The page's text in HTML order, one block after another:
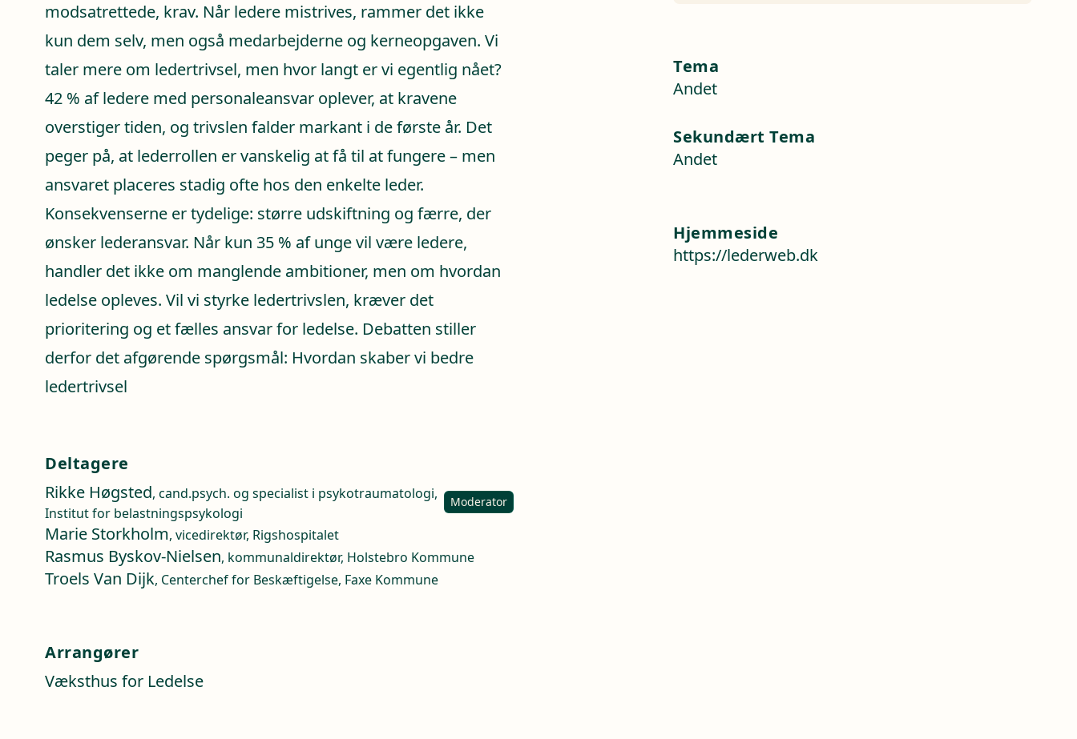
modsatrettede, krav. Når ledere mistrives, rammer det ikke
kun dem selv, men også medarbejderne og kerneopgaven. Vi
taler mere om ledertrivsel, men hvor langt er vi egentlig nået?
42 % af ledere med personaleansvar oplever, at kravene
overstiger tiden, og trivslen falder markant i de første år. Det
peger på, at lederrollen er vanskelig at få til at fungere – men
ansvaret placeres stadig ofte hos den enkelte leder.
Konsekvenserne er tydelige: større udskiftning og færre, der
ønsker lederansvar. Når kun 35 % af unge vil være ledere,
handler det ikke om manglende ambitioner, men om hvordan
ledelse opleves. Vil vi styrke ledertrivslen, kræver det
prioritering og et fælles ansvar for ledelse. Debatten stiller
derfor det afgørende spørgsmål: Hvordan skaber vi bedre
ledertrivsel
Deltagere
Rikke Høgsted, cand.psych. og specialist i psykotraumatologi,
Institut for belastningspsykologi
Moderator
Marie Storkholm, vicedirektør, Rigshospitalet
Rasmus Byskov-Nielsen, kommunaldirektør, Holstebro Kommune
Troels Van Dijk, Centerchef for Beskæftigelse, Faxe Kommune
Arrangører
Væksthus for Ledelse
Tema
Andet
Sekundært Tema
Andet
Hjemmeside
https://lederweb.dk